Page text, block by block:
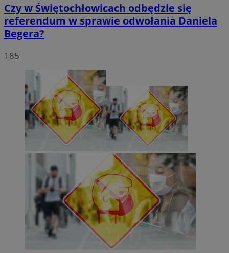
Czy w Świętochłowicach odbędzie się
referendum w sprawie odwołania Daniela
Begera?
185